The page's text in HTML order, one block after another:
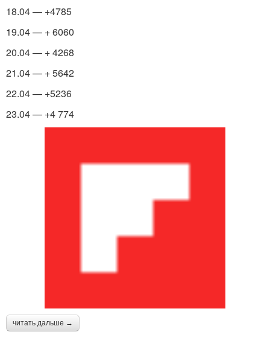
18.04 — +4785
19.04 — + 6060
20.04 — + 4268
21.04 — + 5642
22.04 — +5236
23.04 — +4 774
читать дальше →